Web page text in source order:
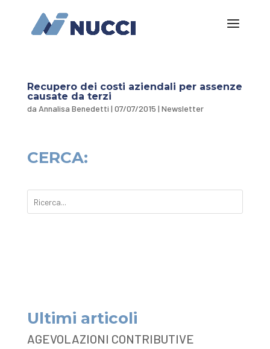
Recupero dei costi aziendali per assenze
causate da terzi
da Annalisa Benedetti | 07/07/2015 | Newsletter
CERCA:
Ultimi articoli
AGEVOLAZIONI CONTRIBUTIVE